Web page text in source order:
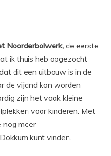
Noorderbolwerk, de eerste
ik thuis heb opgezocht
dit een uitbouw is in de
de vijand kon worden
zijn het vaak kleine
voor kinderen. Met
nog meer
kunt vinden.